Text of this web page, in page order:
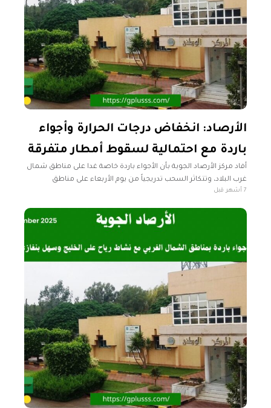
الأرصاد: انخفاض درجات الحرارة وأجواء
باردة مع احتمالية لسقوط أمطار متفرقة
أفاد مركز الأرصاد الجوية بأن الأجواء باردة خاصة غدا على مناطق شمال
غرب البلاد، وتتكاثر السحب تدريجياً من يوم الأربعاء على مناطق
الشمال. وتوقع المركز في نشرته الجوية اليوم الاثنين،7 أشهر قبل